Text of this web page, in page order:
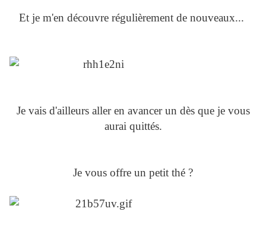
Et je m'en découvre régulièrement de nouveaux...
Je vais d'ailleurs aller en avancer un dès que je vous
aurai quittés.
Je vous offre un petit thé ?